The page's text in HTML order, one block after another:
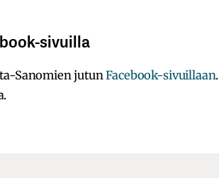
sivuilla
Sanomien jutunFacebook-sivuillaan.